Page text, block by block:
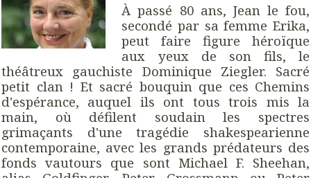
À passé 80 ans, Jean le fou,
secondé par sa femme Erika,
peut faire figure héroïque
aux yeux de son fils, le
théâtreux gauchiste Dominique Ziegler. Sacré
petit clan ! Et sacré bouquin que ces Chemins
d'espérance, auquel ils ont tous trois mis la
main, où défilent soudain les spectres
grimaçants d'une tragédie shakespearienne
contemporaine, avec les grands prédateurs des
fonds vautours que sont Michael F. Sheehan,